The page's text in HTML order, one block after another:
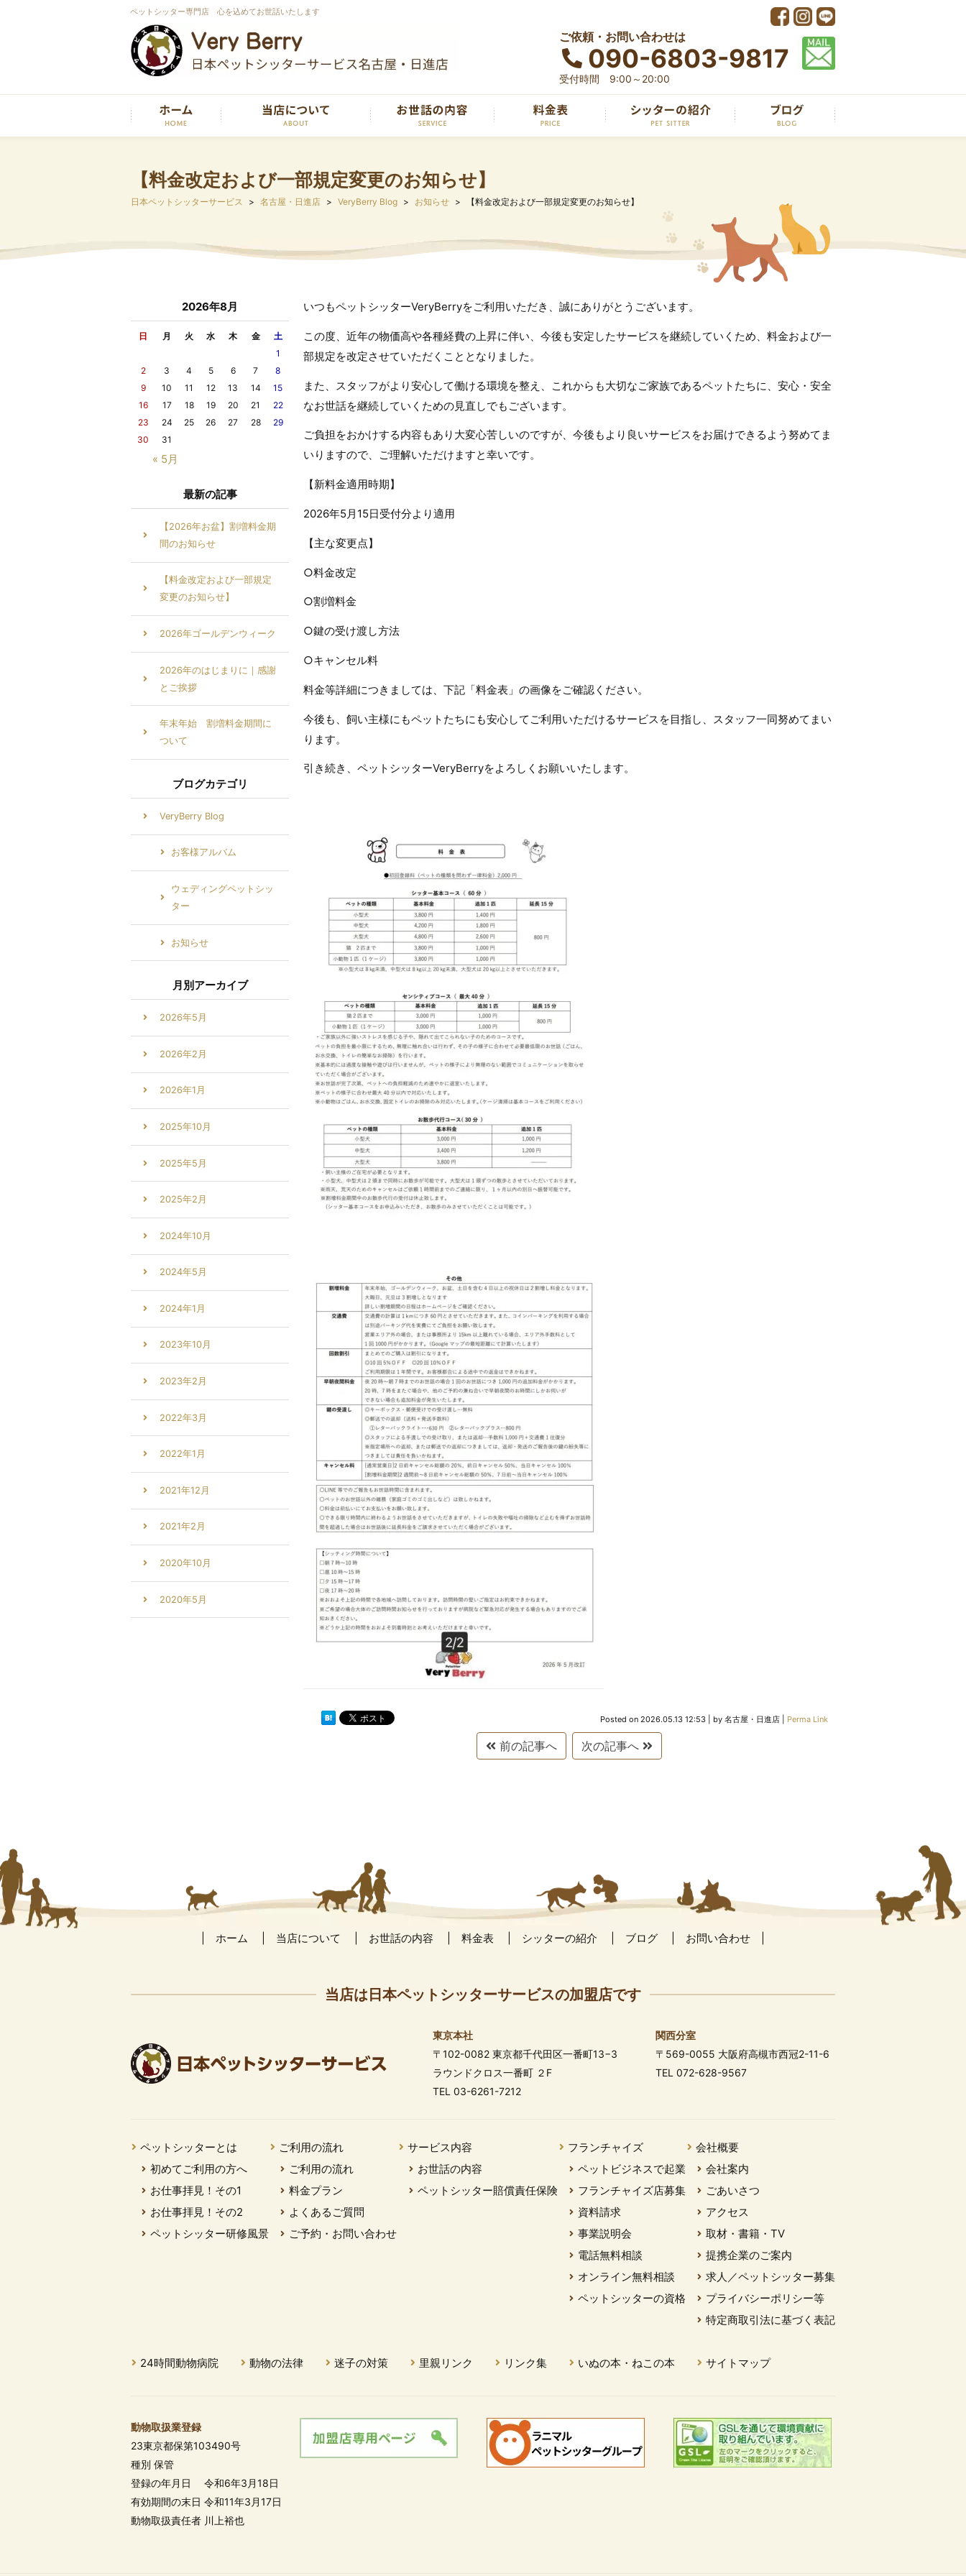
ペットシッター専門店 心を込めてお世話いたします
ご依頼・お問い合わせは
090-6803-9817
受付時間 9:00～20:00
【料金改定および一部規定変更のお知らせ】
日本ペットシッターサービス 名古屋・日進店 VeryBerry Blog お知らせ 【料金改定および一部規定変更のお知らせ】
いつもペットシッターVeryBerryをご利用いただき、誠にありがとうございます。
この度、近年の物価高や各種経費の上昇に伴い、今後も安定したサービスを継続していくため、料金および一
部規定を改定させていただくこととなりました。
また、スタッフがより安心して働ける環境を整え、これからも大切なご家族であるペットたちに、安心・安全
なお世話を継続していくための見直しでもございます。
ご負担をおかけする内容もあり大変心苦しいのですが、今後もより良いサービスをお届けできるよう努めてま
いりますので、ご理解いただけますと幸いです。
【新料金適用時期】
2026年5月15日受付分より適用
【主な変更点】
○料金改定
○割増料金
○鍵の受け渡し方法
○キャンセル料
料金等詳細につきましては、下記「料金表」の画像をご確認ください。
今後も、飼い主様にもペットたちにも安心してご利用いただけるサービスを目指し、スタッフ一同努めてまい
ります。
引き続き、ペットシッターVeryBerryをよろしくお願いいたします。
Posted on 2026.05.13 12:53 by 名古屋・日進店 Perma Link
前の記事へ 次の記事へ
2026年8月
日 月 火 水 木 金 土
« 5月
1
2
3 4 5 6 7
8
9
10 11 12 13 14
15
16
17 18 19 20 21
22
23
24 25 26 27 28
29
30
31
最新の記事
【2026年お盆】割増料金期
間のお知らせ
【料金改定および一部規定
変更のお知らせ】
2026年ゴールデンウィーク
2026年のはじまりに｜感謝
とご挨拶
年末年始 割増料金期間に
ついて
ブログカテゴリ
VeryBerry Blog
お客様アルバム
ウェディングペットシッ
ター
お知らせ
月別アーカイブ
2026年5月
2026年2月
2026年1月
2025年10月
2025年5月
2025年2月
2024年10月
2024年5月
2024年1月
2023年10月
2023年2月
2022年3月
2022年1月
2021年12月
2021年2月
2020年10月
2020年5月
ホーム 当店について お世話の内容 料金表 シッターの紹介 ブログ お問い合わせ
当店は日本ペットシッターサービスの加盟店です
東京本社
〒102-0082 東京都千代田区一番町13−3
ラウンドクロス一番町 ２F
TEL 03-6261-7212
関西分室
〒569-0055 大阪府高槻市西冠2-11-6
TEL 072-628-9567
ペットシッターとは
初めてご利用の方へ
お仕事拝見！その1
お仕事拝見！その2
ペットシッター研修風景
ご利用の流れ
ご利用の流れ
料金プラン
よくあるご質問
ご予約・お問い合わせ
サービス内容
お世話の内容
ペットシッター賠償責任保険
フランチャイズ
ペットビジネスで起業
フランチャイズ店募集
資料請求
事業説明会
電話無料相談
オンライン無料相談
ペットシッターの資格
会社概要
会社案内
ごあいさつ
アクセス
取材・書籍・TV
提携企業のご案内
求人／ペットシッター募集
プライバシーポリシー等
特定商取引法に基づく表記
24時間動物病院 動物の法律 迷子の対策 里親リンク リンク集 いぬの本・ねこの本 サイトマップ
動物取扱業登録
23東京都保第103490号
種別 保管
登録の年月日 令和6年3月18日
有効期間の末日 令和11年3月17日
動物取扱責任者 川上裕也